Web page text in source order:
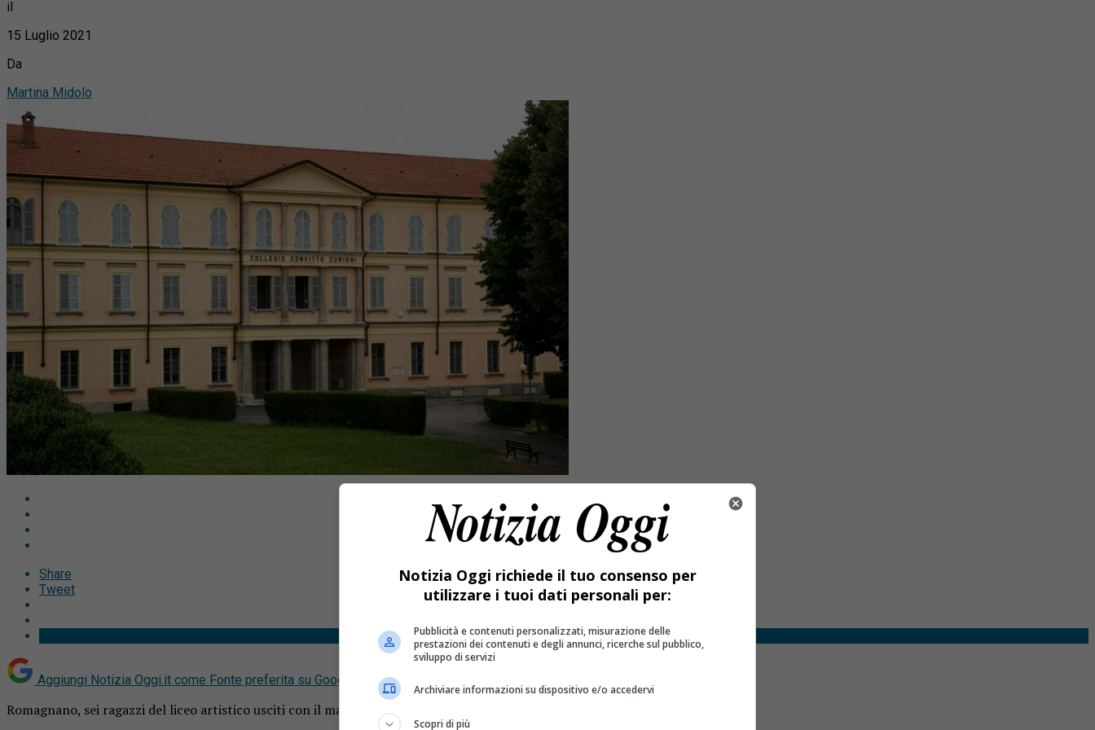
il
15 Luglio 2021
Da
Martina Midolo
Share
Tweet
Aggiungi Notizia Oggi.it come Fonte preferita su Google
Romagnano, sei ragazzi del liceo artistico usciti con il massimo dei voti.
Notizia Oggi richiede il tuo consenso per
utilizzare i tuoi dati personali per:
Pubblicità e contenuti personalizzati, misurazione delle
prestazioni dei contenuti e degli annunci, ricerche sul pubblico,
sviluppo di servizi
Archiviare informazioni su dispositivo e/o accedervi
Scopri di più